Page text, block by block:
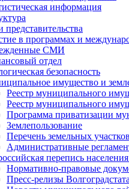
информация
в программах и
СМИ
отдел
безопасность
имущество и
Реестр муниципального
Реестр муниципального
Программа приватизации
Землепользование
Перечень земельных
Административные
перепись
Нормативно-правовые
Пресс-релизы Волгоградстата